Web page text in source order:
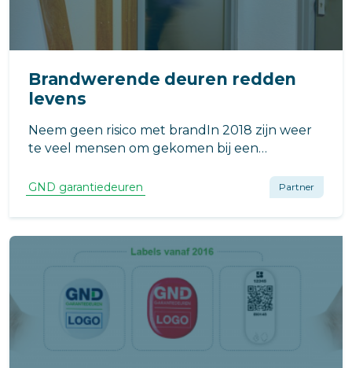
Brandwerende deuren redden
levens
Neem geen risico met brandIn 2018 zijn weer
te veel mensen om gekomen bij een
gewonden. Met brand nemen wij liever geen
GND garantiedeuren Partner